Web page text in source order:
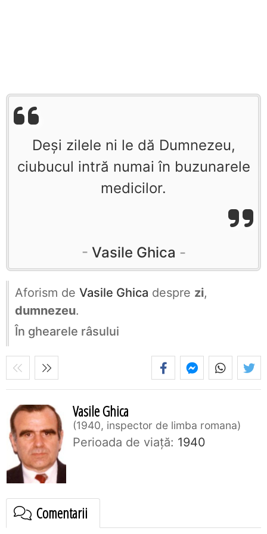
Deşi zilele ni le dă Dumnezeu,
ciubucul intră numai în buzunarele
medicilor.
Vasile Ghica
Aforism de Vasile Ghica despre zi,
dumnezeu.
În ghearele râsului
Vasile Ghica
1940, inspector de limba romana
Perioada de viaţă: 1940
Comentarii